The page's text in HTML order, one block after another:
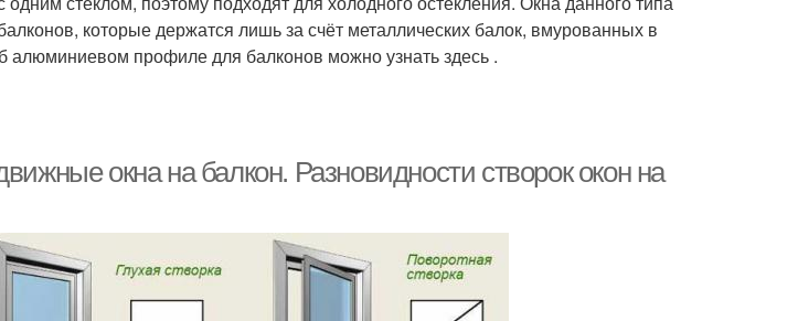
которые держатся лишь за счёт металлических балок, вмурованных в
алюминиевом профиле для балконов можно узнать здесь .
окна на балкон. Разновидности створок окон на